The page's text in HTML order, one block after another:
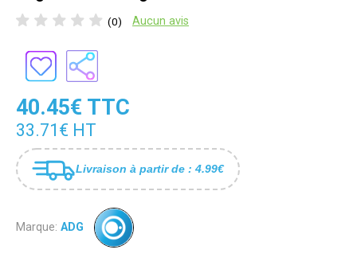
(0) Aucun avis
40.45€ TTC
33.71€ HT
Livraison à partir de : 4.99€
Marque: ADG